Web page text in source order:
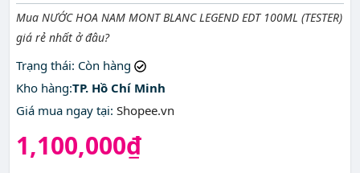
Mô tả ngắn
Mua NƯỚC HOA NAM MONT BLANC LEGEND EDT 100ML (TESTER)
giá rẻ nhất ở đâu?
Trạng thái: Còn hàng
Kho hàng:TP. Hồ Chí Minh
Giá mua ngay tại: Shopee.vn
1,100,000₫